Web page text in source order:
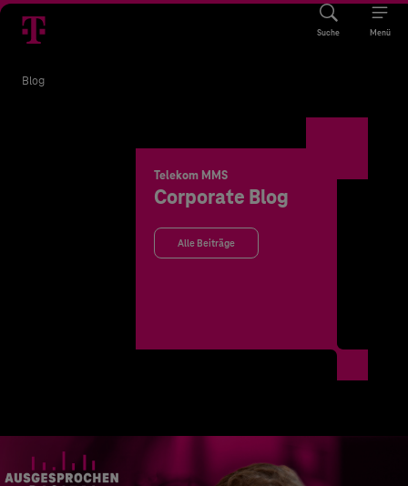
Suche Menü
Blog
Telekom MMS
Corporate Blog
Alle Beiträge